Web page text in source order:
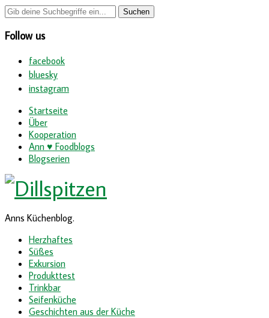
Follow us
facebook
bluesky
instagram
Startseite
Über
Kooperation
Ann ♥ Foodblogs
Blogserien
Anns Küchenblog.
Herzhaftes
Süßes
Exkursion
Produkttest
Trinkbar
Seifenküche
Geschichten aus der Küche